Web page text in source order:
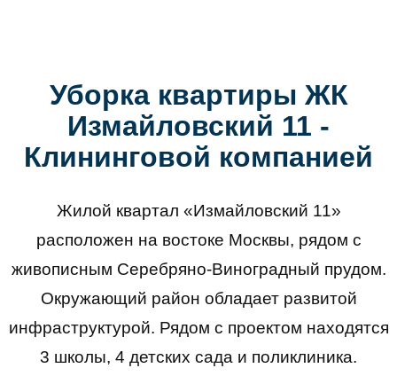
Уборка квартиры ЖК
Измайловский 11 -
Клининговой компанией
Жилой квартал «Измайловский 11»
расположен на востоке Москвы, рядом с
живописным Серебряно-Виноградный прудом.
Окружающий район обладает развитой
инфраструктурой. Рядом с проектом находятся
3 школы, 4 детских сада и поликлиника.